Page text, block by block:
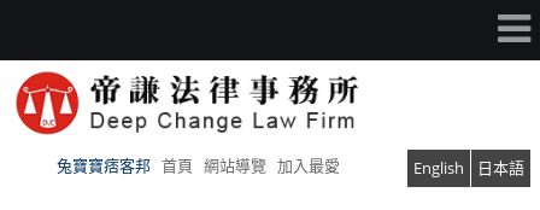
兔寶寶痞客邦 首頁 網站導覽 加入最愛 English 日本語